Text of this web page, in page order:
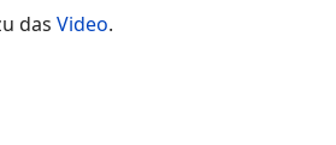
das Video.